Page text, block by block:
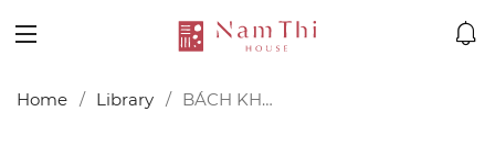
Home Library BÁCH KHOA THƯ MINI-150 CÂU HỎI TẠI SAO?(BC)